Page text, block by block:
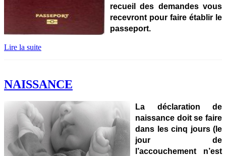
recueil des demandes vous
recevront pour faire établir le
passeport.
Lire la suite
NAISSANCE
La déclaration de
naissance doit se faire
dans les cinq jours (le
jour de
l’accouchement n’est